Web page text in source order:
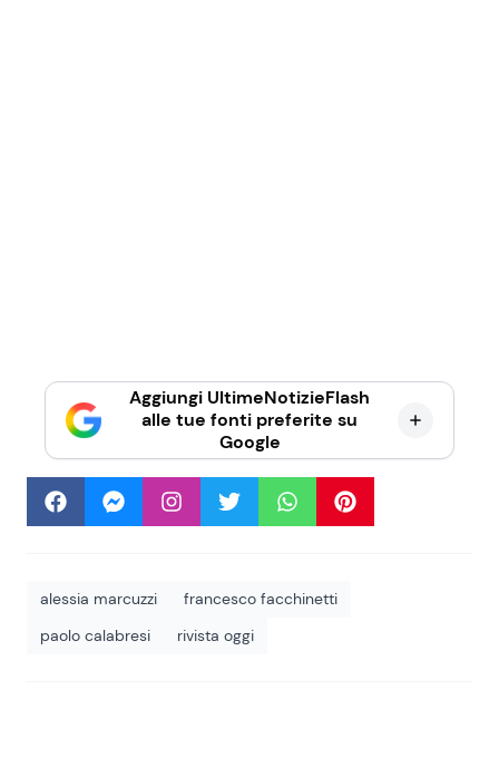
Aggiungi UltimeNotizieFlash
alle tue fonti preferite su
Google
alessia marcuzzi
francesco facchinetti
paolo calabresi
rivista oggi